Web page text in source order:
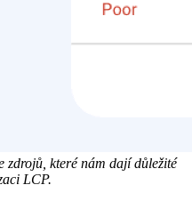
zdrojů, které nám dají důležité
LCP.